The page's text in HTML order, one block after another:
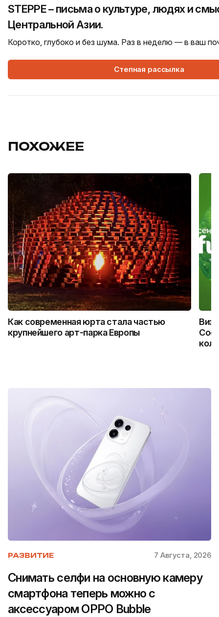
STEPPE – письма о культуре, людях и
Центральной Азии.
Коротко, глубоко и без шума. Раз в неделю — в ваш
Степная рассылка
ПОХОЖЕЕ
Как современная юрта стала частью
крупнейшего арт-парка Европы
РАЗВИТИЕ 7 Августа, 2026
Снимать селфи на основную камеру
смартфона теперь можно с
аксессуаром OPPO Bubble